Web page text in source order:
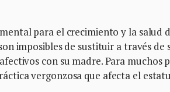
para el crecimiento y la salud
imposibles de sustituir a través
con su madre. Para muchos
vergonzosa que afecta el